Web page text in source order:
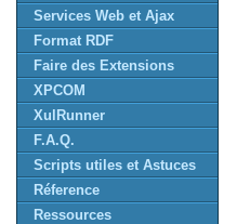
Services Web et Ajax
Format RDF
Faire des Extensions
XPCOM
XulRunner
F.A.Q.
Scripts utiles et Astuces
Réference
Ressources